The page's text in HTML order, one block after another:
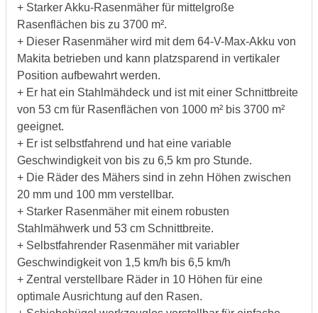
+ Starker Akku-Rasenmäher für mittelgroße
Rasenflächen bis zu 3700 m².
+ Dieser Rasenmäher wird mit dem 64-V-Max-Akku von
Makita betrieben und kann platzsparend in vertikaler
Position aufbewahrt werden.
+ Er hat ein Stahlmähdeck und ist mit einer Schnittbreite
von 53 cm für Rasenflächen von 1000 m² bis 3700 m²
geeignet.
+ Er ist selbstfahrend und hat eine variable
Geschwindigkeit von bis zu 6,5 km pro Stunde.
+ Die Räder des Mähers sind in zehn Höhen zwischen
20 mm und 100 mm verstellbar.
+ Starker Rasenmäher mit einem robusten
Stahlmähwerk und 53 cm Schnittbreite.
+ Selbstfahrender Rasenmäher mit variabler
Geschwindigkeit von 1,5 km/h bis 6,5 km/h
+ Zentral verstellbare Räder in 10 Höhen für eine
optimale Ausrichtung auf den Rasen.